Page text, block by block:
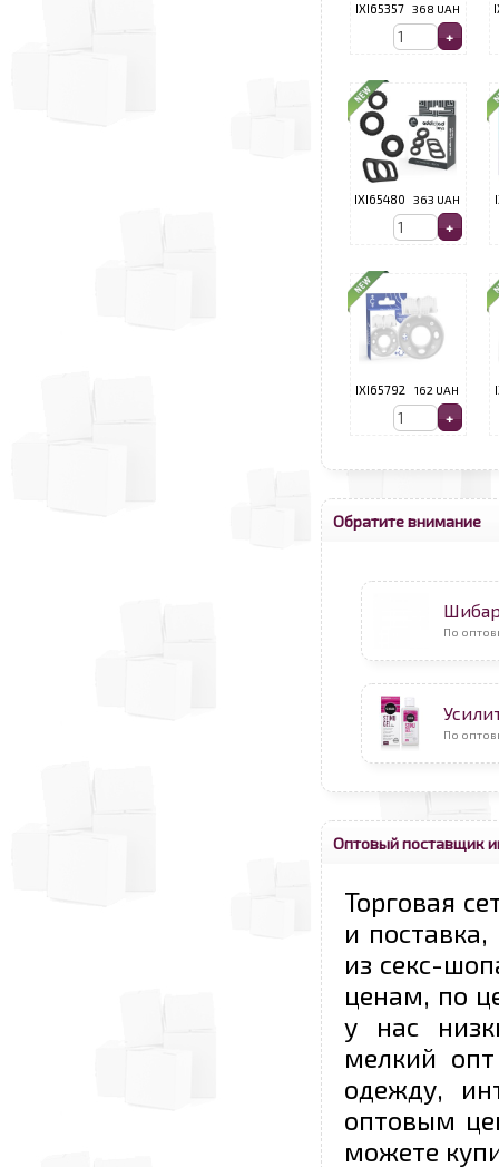
IXI65357 368 UAH
IXI65480 363 UAH
IXI65792 162 UAH
Обратите внимание
По
По
Оптовый поставщик
Торговая
и
из секс-
ценам, по
у нас
мелкий
одежду,
оптовым
можете